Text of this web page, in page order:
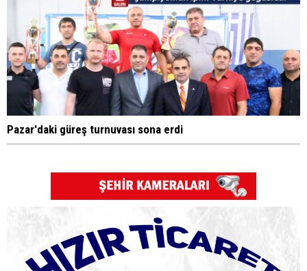
Pazar'daki güreş turnuvası sona erdi